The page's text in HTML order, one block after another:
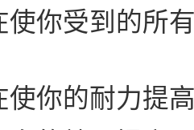
使你受到的所
你的耐力提